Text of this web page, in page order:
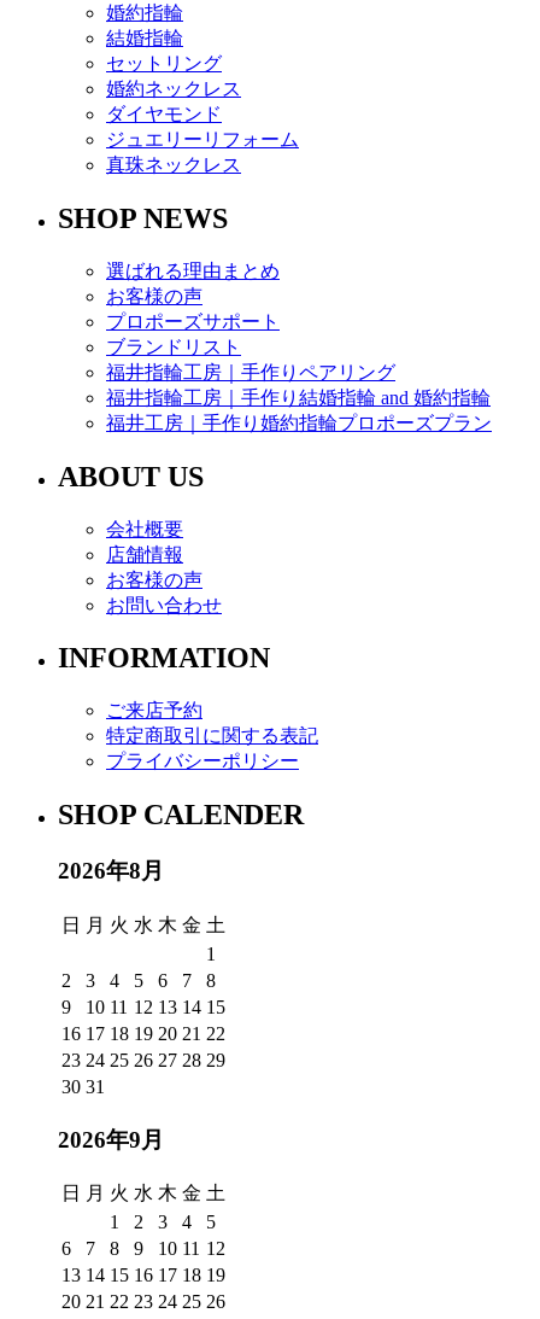
婚約指輪
結婚指輪
セットリング
婚約ネックレス
ダイヤモンド
ジュエリーリフォーム
真珠ネックレス
SHOP NEWS
選ばれる理由まとめ
お客様の声
プロポーズサポート
ブランドリスト
福井指輪工房｜手作りペアリング
福井指輪工房｜手作り結婚指輪 and 婚約指輪
福井工房｜手作り婚約指輪プロポーズプラン
ABOUT US
会社概要
店舗情報
お客様の声
お問い合わせ
INFORMATION
ご来店予約
特定商取引に関する表記
プライバシーポリシー
SHOP CALENDER
2026年8月
日 月 火 水 木 金 土
1
2
3 4 5 6 7
8
9
10 11 12 13 14 15
16 17 18 19 20 21 22
23 24 25 26 27 28 29
30 31
2026年9月
日 月 火 水 木 金 土
1
2 3 4
5
6
7 8 9 10 11 12
13 14 15 16 17 18 19
20 21 22 23 24 25 26